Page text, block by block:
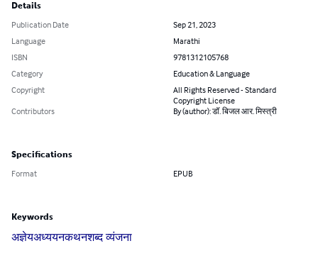
Details
Publication Date
Sep 21, 2023
Language
Marathi
ISBN
9781312105768
Category
Education & Language
Copyright
All Rights Reserved - Standard
Copyright License
Contributors
By (author): डॉ. बिजल आर. मिस्त्री
Specifications
Format EPUB
Keywords
अज्ञेयअध्ययनकथनशब्द व्यंजना